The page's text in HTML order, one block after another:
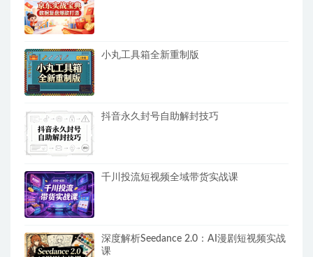
小丸工具箱全新重制版
抖音永久封号自助解封技巧
千川投流短视频全域带货实战课
深度解析Seedance 2.0：AI漫剧短视频实战
课